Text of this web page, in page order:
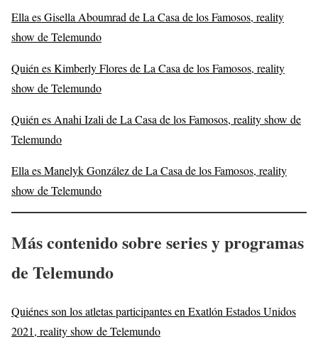
Ella es Gisella Aboumrad de La Casa de los Famosos, reality
show de Telemundo
Quién es Kimberly Flores de La Casa de los Famosos, reality
show de Telemundo
Quién es Anahi Izali de La Casa de los Famosos, reality show de
Telemundo
Ella es Manelyk González de La Casa de los Famosos, reality
show de Telemundo
Más contenido sobre series y programas
de Telemundo
Quiénes son los atletas participantes en Exatlón Estados Unidos
2021, reality show de Telemundo